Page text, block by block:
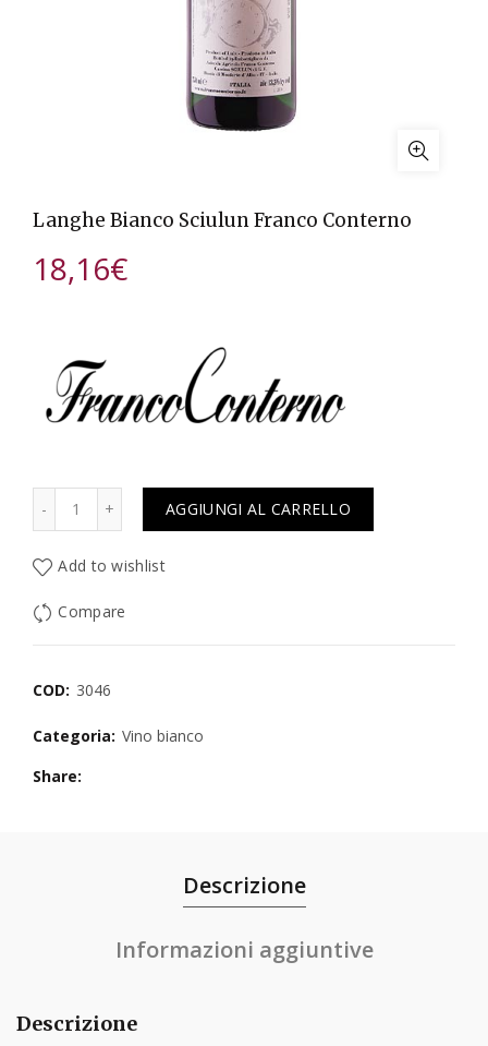
Langhe Bianco Sciulun Franco Conterno
18,16€
AGGIUNGI AL CARRELLO
Add to wishlist
Compare
COD: 3046
Categoria: Vino bianco
Share
Descrizione
Informazioni aggiuntive
Descrizione